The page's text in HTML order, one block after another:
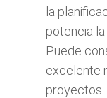
la
potencia
Puede
excelente
proyectos.